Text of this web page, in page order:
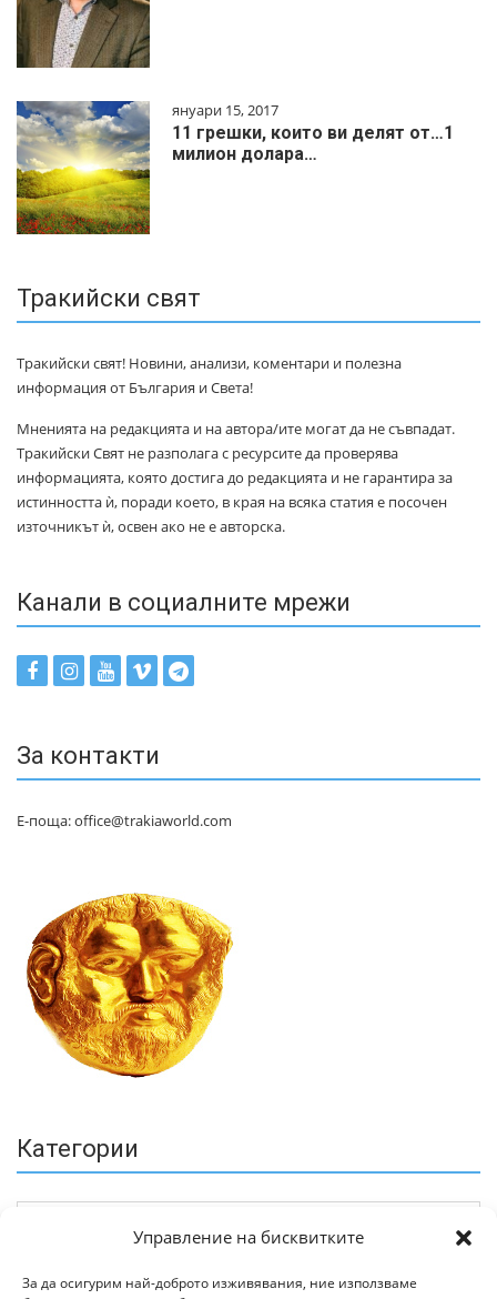
Управление на бисквитките
За да осигурим най-доброто изживявания, ние използваме
януари 15, 2017
11 грешки, които ви делят от…1
милиoн дoлapa…
Тракийски свят
Тракийски свят! Новини, анализи, коментари и полезна
информация от България и Света!
Мненията на редакцията и на автора/ите могат да не съвпадат.
Тракийски Свят не разполага с ресурсите да проверява
информацията, която достига до редакцията и не гарантира за
истинността ѝ, поради което, в края на всяка статия е посочен
източникът ѝ, освен ако не е авторска.
Канали в социалните мрежи
За контакти
Е-поща: office@trakiaworld.com
Категории